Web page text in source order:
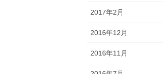
2017年2月
2016年12月
2016年11月